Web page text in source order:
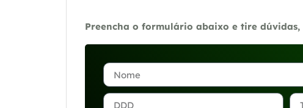
Preencha o formulário abaixo e tire